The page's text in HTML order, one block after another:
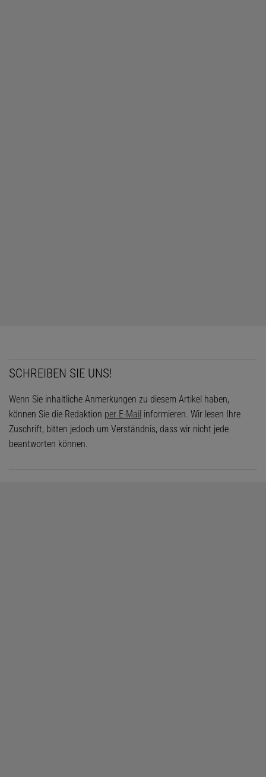
SCHREIBEN SIE UNS!
Wenn Sie inhaltliche Anmerkungen zu diesem Artikel haben,
können Sie die Redaktion per E-Mail informieren. Wir lesen Ihre
Zuschrift, bitten jedoch um Verständnis, dass wir nicht jede
beantworten können.